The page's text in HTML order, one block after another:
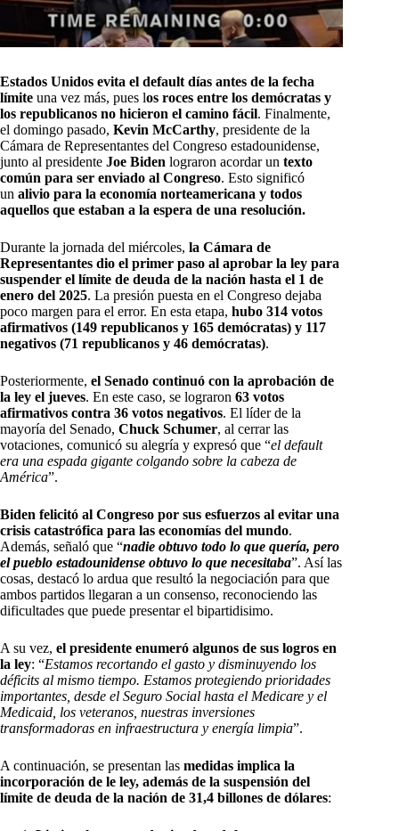
Estados Unidos evita el default días antes de la fecha
límite una vez más, pues los roces entre los demócratas y
los republicanos no hicieron el camino fácil. Finalmente,
el domingo pasado, Kevin McCarthy, presidente de la
Cámara de Representantes del Congreso estadounidense,
junto al presidente Joe Biden lograron acordar un texto
común para ser enviado al Congreso. Esto significó
un alivio para la economía norteamericana y todos
aquellos que estaban a la espera de una resolución.
Durante la jornada del miércoles, la Cámara de
Representantes dio el primer paso al aprobar la ley para
suspender el límite de deuda de la nación hasta el 1 de
enero del 2025. La presión puesta en el Congreso dejaba
poco margen para el error. En esta etapa, hubo 314 votos
afirmativos (149 republicanos y 165 demócratas) y 117
negativos (71 republicanos y 46 demócratas).
Posteriormente, el Senado continuó con la aprobación de
la ley el jueves. En este caso, se lograron 63 votos
afirmativos contra 36 votos negativos. El líder de la
mayoría del Senado, Chuck Schumer, al cerrar las
votaciones, comunicó su alegría y expresó que “el default
era una espada gigante colgando sobre la cabeza de
América”.
Biden felicitó al Congreso por sus esfuerzos al evitar una
crisis catastrófica para las economías del mundo.
Además, señaló que “nadie obtuvo todo lo que quería, pero
el pueblo estadounidense obtuvo lo que necesitaba”. Así las
cosas, destacó lo ardua que resultó la negociación para que
ambos partidos llegaran a un consenso, reconociendo las
dificultades que puede presentar el bipartidisimo.
A su vez, el presidente enumeró algunos de sus logros en
la ley: “Estamos recortando el gasto y disminuyendo los
déficits al mismo tiempo. Estamos protegiendo prioridades
importantes, desde el Seguro Social hasta el Medicare y el
Medicaid, los veteranos, nuestras inversiones
transformadoras en infraestructura y energía limpia”.
A continuación, se presentan las medidas implica la
incorporación de le ley, además de la suspensión del
límite de deuda de la nación de 31,4 billones de dólares: